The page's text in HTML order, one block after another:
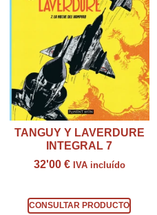
TANGUY Y LAVERDURE
INTEGRAL 7
32'00 € IVA incluído
CONSULTAR PRODUCTO